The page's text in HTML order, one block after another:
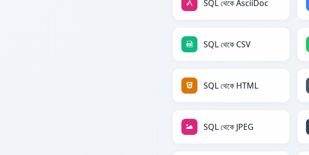
SQL থেকে AsciiDoc
SQL থেকে CSV
SQL থেকে HTML
SQL থেকে JPEG